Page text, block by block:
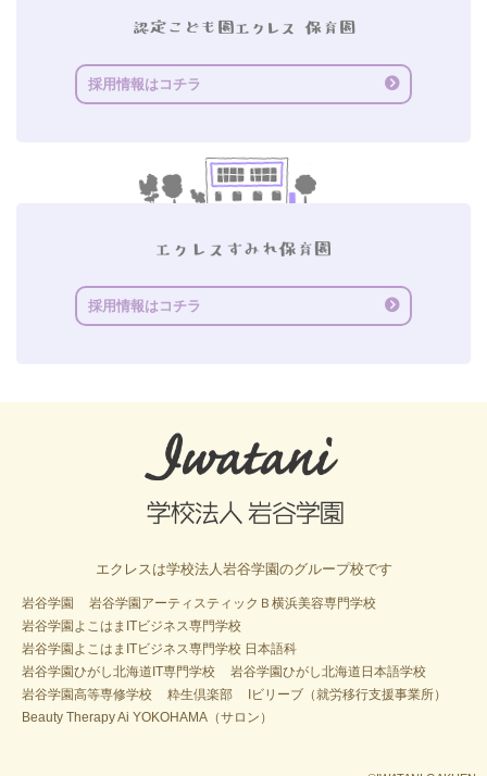
採用情報はコチラ
採用情報はコチラ
エクレスは学校法人岩谷学園のグループ校です
岩谷学園
岩谷学園アーティスティックＢ横浜美容専門学校
岩谷学園よこはまITビジネス専門学校
岩谷学園よこはまITビジネス専門学校 日本語科
岩谷学園ひがし北海道IT専門学校
岩谷学園ひがし北海道日本語学校
岩谷学園高等専修学校
粋生倶楽部
Iビリーブ（就労移行支援事業所）
Beauty Therapy Ai YOKOHAMA（サロン）